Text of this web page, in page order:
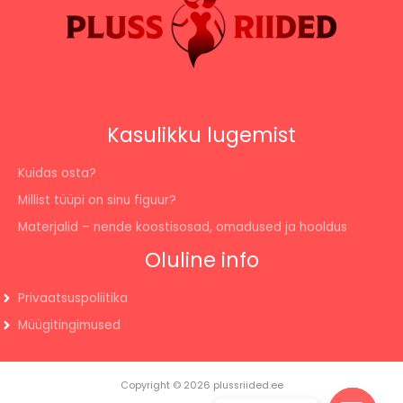
Kasulikku lugemist
Kuidas osta?
Millist tüüpi on sinu figuur?
Materjalid – nende koostisosad, omadused ja hooldus
Oluline info
Privaatsuspoliitika
Müügitingimused
Copyright © 2026 plussriided.ee